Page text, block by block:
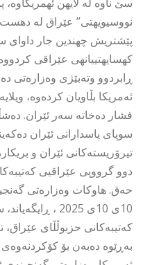
نووسیویهتى” عێراق له دهست
پێشتریش چهندین جار داواى
كهسایهتییانهى عێراقی
ڕابردوو وتەبێژی وەزارەتی
ئەمریکا بڵاویان کردەوە،
فشار دەخاتە سەر ئێران.
سوپای پاسدارانی ئێران
تیرۆریستەکانی ئێران و
دوو گرووپی عێراقیی
حەق. هاوكات وەزارەتی
10ى 10ى 2025 ،
کەتیبەکانی حزبوڵڵای
بەڕێوە دەبەن بۆ